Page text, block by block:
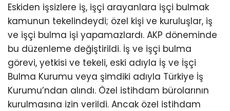
Eskiden işsizlere iş, işçi arayanlara işçi bulmak
kamunun tekelindeydi; özel kişi ve kuruluşlar, iş
ve işçi bulma işi yapamazlardı. AKP döneminde
bu düzenleme değiştirildi. İş ve işçi bulma
görevi, yetkisi ve tekeli, eski adıyla İş ve İşçi
Bulma Kurumu veya şimdiki adıyla Türkiye İş
Kurumu’ndan alındı. Özel istihdam bürolarının
kurulmasına izin verildi. Ancak özel istihdam